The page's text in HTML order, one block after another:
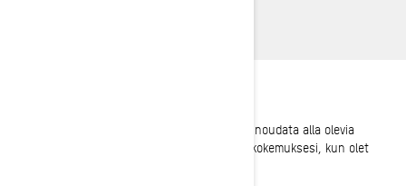
Ennen kuin lähdet ajamaan Ski-Doo-kelkalla, noudata alla olevia
ohjeita sovelluksessa, jotta voit maksimoida kokemuksesi, kun olet